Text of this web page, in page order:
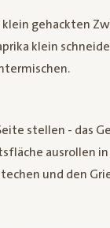
gehackten
klein
stellen - das
ausrollen
und den